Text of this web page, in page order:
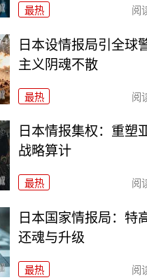
最热 阅
日本设情报局引全球
主义阴魂不散
最热 阅
日本情报集权：重塑
战略算计
最热 阅
日本国家情报局：特
还魂与升级
最热 阅